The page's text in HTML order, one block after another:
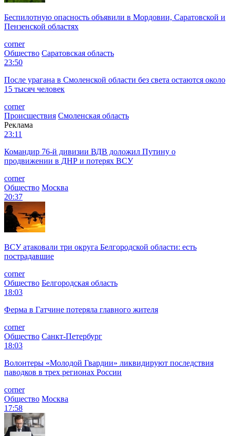
Беспилотную опасность объявили в Мордовии, Саратовской и
Пензенской областях
corner
Общество Саратовская область
23:50
После урагана в Смоленской области без света остаются около
15 тысяч человек
corner
Происшествия Смоленская область
Реклама
23:11
Командир 76-й дивизии ВДВ доложил Путину о
продвижении в ДНР и потерях ВСУ
corner
Общество Москва
20:37
ВСУ атаковали три округа Белгородской области: есть
пострадавшие
corner
Общество Белгородская область
18:03
Ферма в Гатчине потеряла главного жителя
corner
Общество Санкт-Петербург
18:03
Волонтеры «Молодой Гвардии» ликвидируют последствия
паводков в трех регионах России
corner
Общество Москва
17:58